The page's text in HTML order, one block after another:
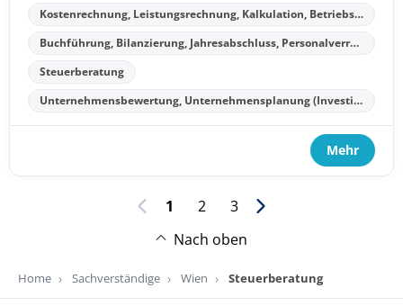
Kostenrechnung, Leistungsrechnung, Kalkulation, Betriebsergebnisrechnung
Buchführung, Bilanzierung, Jahresabschluss, Personalverrechnung
Steuerberatung
Unternehmensbewertung, Unternehmensplanung (Investitionsplanung, Finanzplanung, Kostenplanung, Liquiditätsplanung)
Mehr
1 2
3
Nach oben
Home Sachverständige Wien Steuerberatung